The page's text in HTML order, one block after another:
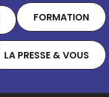
FORMATION
LA PRESSE & VOUS